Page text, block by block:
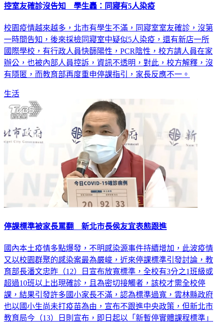
校園疫情越來越多，北市有學生不滿，同寢室室友確診，沒第
一時間告知，後來採檢同寢室中疑似5人染疫，還有新店一所
國際學校，有行政人員快篩陽性，PCR陰性，校方請人員在家
辦公，也被內部人員控訴，資訊不透明，對此，校方解釋，沒
生活
國內本土疫情多點爆發，不明感染源事件持續增加，此波疫情
又以校園群聚的感染案最為嚴峻，近來停課標準引發討論，教
育部長潘文忠昨（12）日宣布放寬標準，全校有3分之1班級或
超過10班以上出現確診，且為密切接觸者，該校才需全校停
課，結果引發許多國小家長不滿，認為標準過寬，雲林縣政府
也以國小生尚未打疫苗為由，宣布不跟進中央政策，但新北市